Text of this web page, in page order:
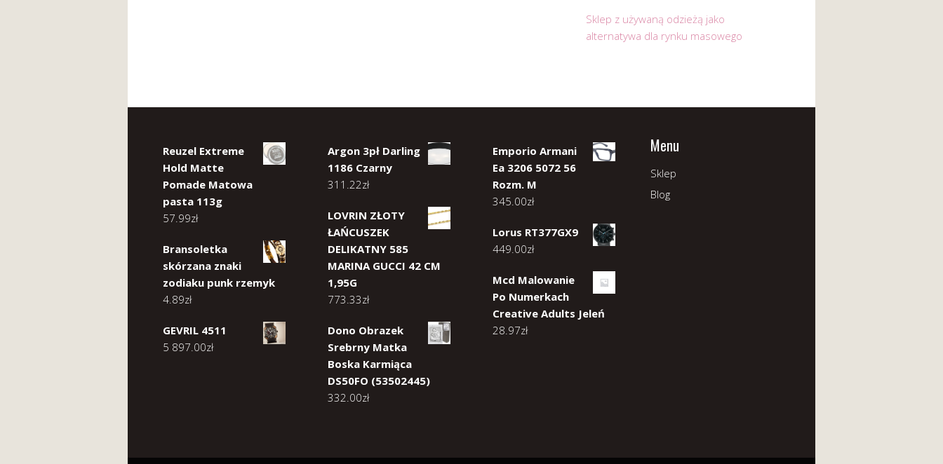
Sklep z używaną odzieżą jako
alternatywa dla rynku masowego
Reuzel Extreme
Hold Matte
Pomade Matowa
pasta 113g
57.99zł
Bransoletka
skórzana znaki
zodiaku punk rzemyk
4.89zł
GEVRIL 4511
5 897.00zł
Argon 3pł Darling
1186 Czarny
311.22zł
LOVRIN ZŁOTY
ŁAŃCUSZEK
DELIKATNY 585
MARINA GUCCI 42 CM
1,95G
773.33zł
Dono Obrazek
Srebrny Matka
Boska Karmiąca
DS50FO (53502445)
332.00zł
Emporio Armani
Ea 3206 5072 56
Rozm. M
345.00zł
Lorus RT377GX9
449.00zł
Mcd Malowanie
Po Numerkach
Creative Adults Jeleń
28.97zł
Menu
Sklep
Blog